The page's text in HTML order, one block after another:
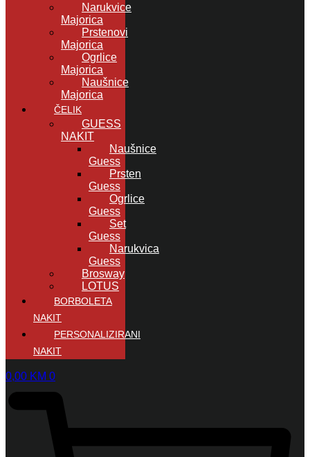
Narukvice
Majorica
Prstenovi
Majorica
Ogrlice
Majorica
Naušnice
Majorica
ČELIK
GUESS
NAKIT
Naušnice
Guess
Prsten
Guess
Ogrlice
Guess
Set
Guess
Narukvica
Guess
Brosway
LOTUS
BORBOLETA
NAKIT
PERSONALIZIRANI
NAKIT
0,00 KM 0